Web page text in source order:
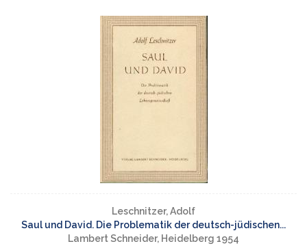
Leschnitzer, Adolf
Saul und David. Die Problematik der deutsch-jüdischen...
Lambert Schneider, Heidelberg 1954